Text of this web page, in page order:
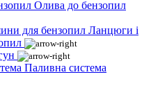
Олива до бензопил
Ланцюги і
Паливна система